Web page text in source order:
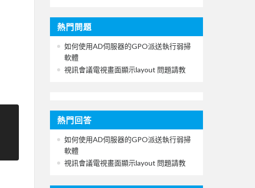
熱門問題
如何使用AD伺服器的GPO派送執行弱掃
軟體
視訊會議電視畫面顯示layout 問題請教
熱門回答
如何使用AD伺服器的GPO派送執行弱掃
軟體
視訊會議電視畫面顯示layout 問題請教